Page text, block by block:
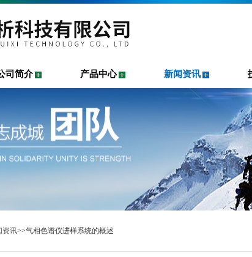
司简介 产品中心 新闻资讯
资讯>>气相色谱仪进样系统的概述